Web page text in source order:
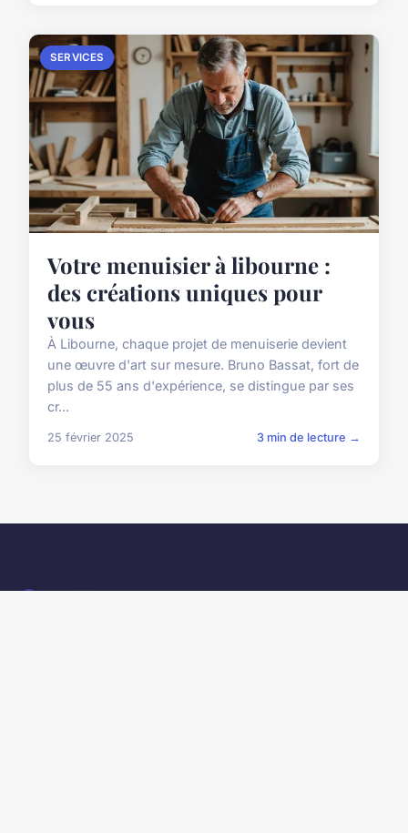
SERVICES
Votre menuisier à libourne :
des créations uniques pour
vous
À Libourne, chaque projet de menuiserie devient
une œuvre d'art sur mesure. Bruno Bassat, fort de
plus de 55 ans d'expérience, se distingue par ses
cr...
25 février 2025 3 min de lecture →
Webimprese